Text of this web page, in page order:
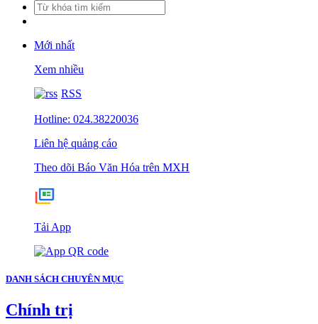
Mới nhất
Xem nhiều
RSS
Hotline: 024.38220036
Liên hệ quảng cáo
Theo dõi Báo Văn Hóa trên MXH
Tải App
DANH SÁCH CHUYÊN MỤC
Chính trị